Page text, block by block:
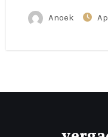
Anoek